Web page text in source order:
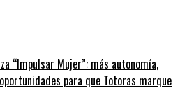
“Impulsar Mujer”: más autonomía,
para que Totoras marque